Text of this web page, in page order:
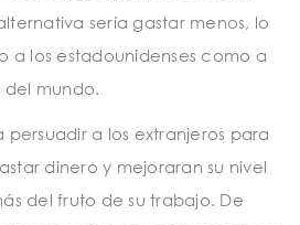
sería gastar menos, lo
a los estadounidenses como a
del mundo.
a los extranjeros para
dinero y mejoraran su nivel
del fruto de su trabajo. De